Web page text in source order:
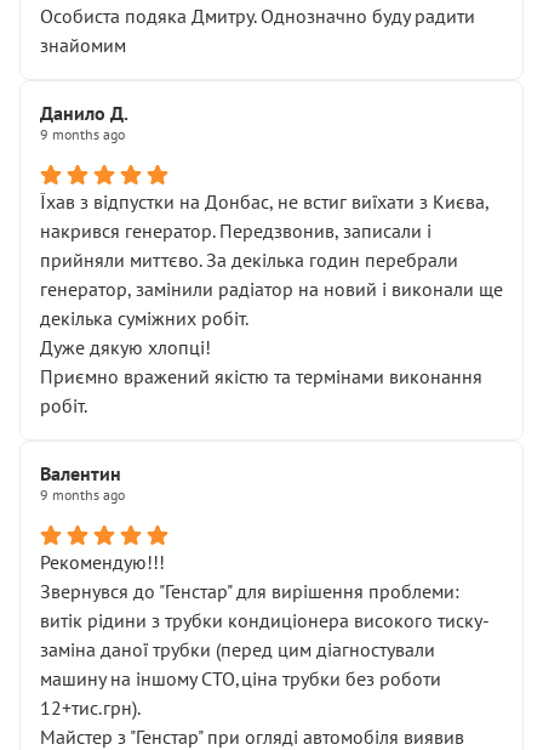
Особиста подяка Дмитру. Однозначно буду радити
знайомим
Данило Д.
9 months ago
Їхав з відпустки на Донбас, не встиг виїхати з Києва,
накрився генератор. Передзвонив, записали і
прийняли миттєво. За декілька годин перебрали
генератор, замінили радіатор на новий і виконали ще
декілька суміжних робіт.
Дуже дякую хлопці!
Приємно вражений якістю та термінами виконання
робіт.
Валентин
9 months ago
Рекомендую!!!
Звернувся до "Генстар" для вирішення проблеми:
витік рідини з трубки кондиціонера високого тиску-
заміна даної трубки (перед цим діагностували
машину на іншому СТО,ціна трубки без роботи
12+тис.грн).
Майстер з "Генстар" при огляді автомобіля виявив